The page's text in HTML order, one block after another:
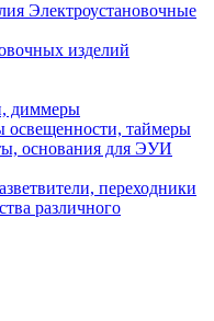
Электроустановочные
изделий
диммеры
освещенности, таймеры
основания для ЭУИ
переходники
различного